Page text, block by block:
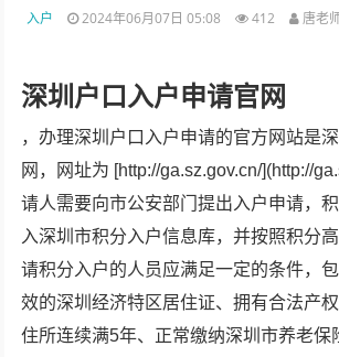
入户 2024年06月07日 05:08 412 唐老
深圳户口入户申请官网
，办理深圳户口入户申请的官方网站是
网，网址为 [http://ga.sz.gov.cn/](http://
请人需要向市公安部门提出入户申请，
入深圳市积分入户信息库，并按照积分
请积分入户的人员应满足一定的条件，
效的深圳经济特区居住证、拥有合法产
住所连续满5年、正常缴纳深圳市养老保